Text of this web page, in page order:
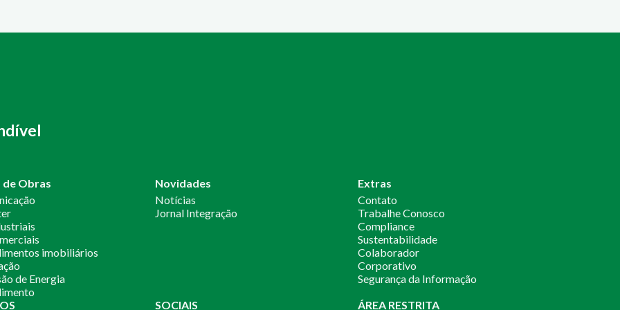
Obras
imobiliários
de Energia
Novidades
Notícias
Jornal Integração
Extras
Contato
Trabalhe Conosco
Compliance
Sustentabilidade
Colaborador
Corporativo
Segurança da Informação
SOCIAIS ÁREA RESTRITA